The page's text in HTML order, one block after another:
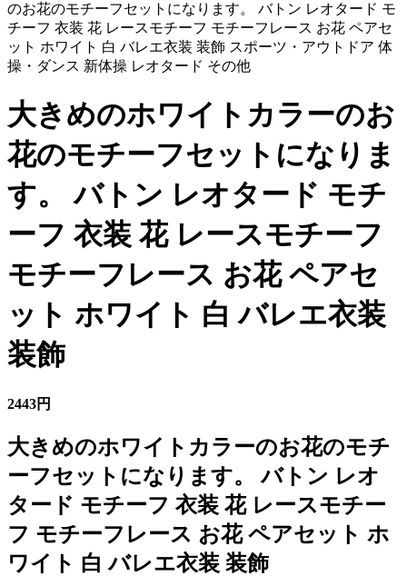
のお花のモチーフセットになります。 バトン レオタード モ
チーフ 衣装 花 レースモチーフ モチーフレース お花 ペアセ
ット ホワイト 白 バレエ衣装 装飾 スポーツ・アウトドア 体
操・ダンス 新体操 レオタード その他
大きめのホワイトカラーのお
花のモチーフセットになりま
す。 バトン レオタード モチ
ーフ 衣装 花 レースモチーフ
モチーフレース お花 ペアセ
ット ホワイト 白 バレエ衣装
装飾
2443円
大きめのホワイトカラーのお花のモチ
ーフセットになります。 バトン レオ
タード モチーフ 衣装 花 レースモチー
フ モチーフレース お花 ペアセット ホ
ワイト 白 バレエ衣装 装飾